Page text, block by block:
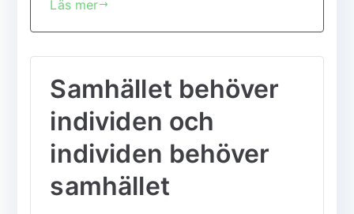
c
e
b
o
o
k
te
r
l
s
A
p
p
Läs mer
Samhället behöver
individen och
individen behöver
samhället